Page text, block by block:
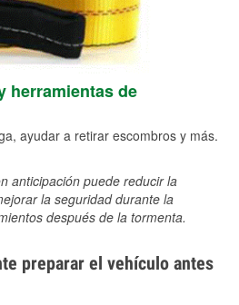
herramientas de
ayudar a retirar escombros y más.
anticipación puede reducir la
la seguridad durante la
después de la tormenta.
preparar el vehículo antes